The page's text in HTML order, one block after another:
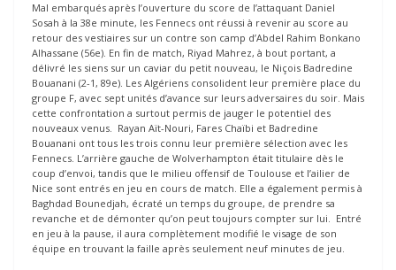
Mal embarqués après l’ouverture du score de l’attaquant Daniel
Sosah à la 38e minute, les Fennecs ont réussi à revenir au score au
retour des vestiaires sur un contre son camp d’Abdel Rahim Bonkano
Alhassane (56e). En fin de match, Riyad Mahrez, à bout portant, a
délivré les siens sur un caviar du petit nouveau, le Niçois Badredine
Bouanani (2-1, 89e). Les Algériens consolident leur première place du
groupe F, avec sept unités d’avance sur leurs adversaires du soir. Mais
cette confrontation a surtout permis de jauger le potentiel des
nouveaux venus. Rayan Aït-Nouri, Fares Chaïbi et Badredine
Bouanani ont tous les trois connu leur première sélection avec les
Fennecs. L’arrière gauche de Wolverhampton était titulaire dès le
coup d’envoi, tandis que le milieu offensif de Toulouse et l’ailier de
Nice sont entrés en jeu en cours de match. Elle a également permis à
Baghdad Bounedjah, écraté un temps du groupe, de prendre sa
revanche et de démonter qu’on peut toujours compter sur lui. Entré
en jeu à la pause, il aura complètement modifié le visage de son
équipe en trouvant la faille après seulement neuf minutes de jeu.